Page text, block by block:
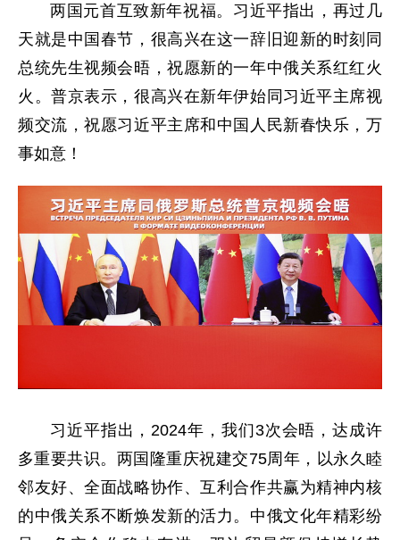
两国元首互致新年祝福。习近平指出，再过几
天就是中国春节，很高兴在这一辞旧迎新的时刻同
总统先生视频会晤，祝愿新的一年中俄关系红红火
火。普京表示，很高兴在新年伊始同习近平主席视
频交流，祝愿习近平主席和中国人民新春快乐，万
事如意！
习近平指出，2024年，我们3次会晤，达成许
多重要共识。两国隆重庆祝建交75周年，以永久睦
邻友好、全面战略协作、互利合作共赢为精神内核
的中俄关系不断焕发新的活力。中俄文化年精彩纷